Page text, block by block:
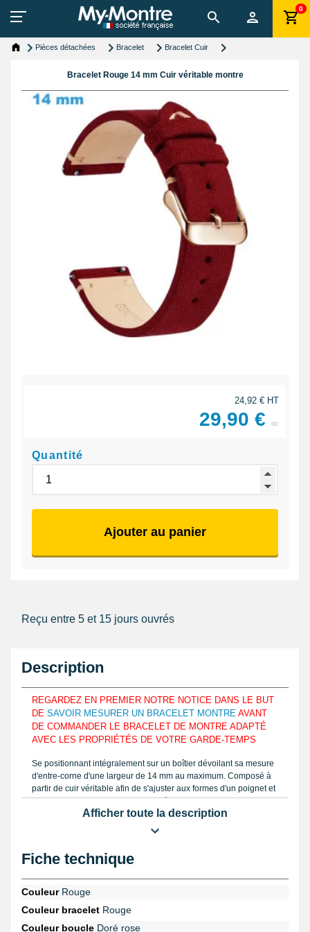
0
Pièces détachées Bracelet Bracelet Cuir
Bracelet Rouge 14 mm Cuir véritable montre
24,92 € HT
29,90 € ttc
Quantité
Ajouter au panier
Reçu entre 5 et 15 jours ouvrés
Description
REGARDEZ EN PREMIER NOTRE NOTICE DANS LE BUT
DE SAVOIR MESURER UN BRACELET MONTRE AVANT
DE COMMANDER LE BRACELET DE MONTRE ADAPTÉ
AVEC LES PROPRIÉTÉS DE VOTRE GARDE-TEMPS
Se positionnant intégralement sur un boîtier dévoilant sa mesure
d'entre-corne d'une largeur de 14 mm au maximum. Composé à
partir de cuir véritable afin de s'ajuster aux formes d'un poignet et
de le maintenir convenablement. Dénichez la longueur d'un
bracelet de montre à disposer similaire à notre guide proposé au
pied à coulisse à lecture numérique
mm est élaboré au moyen de cuir véritable.
niveau d'un boîtier de montre. Si vous choisissez d'enlever un
vieux bracelet de montre usé, il est impératif d'avoir le
de pose professionnel démontage bracelet montre
catégorieoutil montre. Consultez ce type de bracelet , en
Afficher toute la description
Fiche technique
CouleurRouge
Couleur bracelet Rouge
Couleur boucle Doré rose